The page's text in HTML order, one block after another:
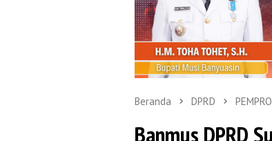
Beranda DPRD
Banmus DPRD